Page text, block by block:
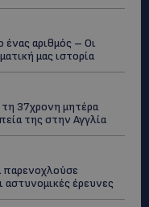
ένας αριθμός – Οι
μας ιστορία
37χρονη μητέρα
της στην Αγγλία
παρενοχλούσε
αστυνομικές έρευνες